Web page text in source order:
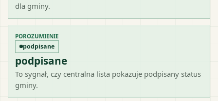
dla gminy.
POROZUMIENIE
podpisane
podpisane
To sygnał, czy centralna lista pokazuje podpisany status
gminy.